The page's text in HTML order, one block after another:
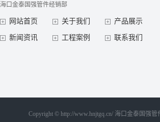
海口金泰国强管件经销部
网站首页 关于我们 产品展示
新闻资讯 工程案例 联系我们
Copyright © http://www.hnjtgq.cn/ 海口金泰国